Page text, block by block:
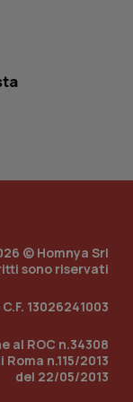
© Homnya Srl
sono riservati
C.F. 13026241003
al ROC n.34308
n.115/2013
del 22/05/2013